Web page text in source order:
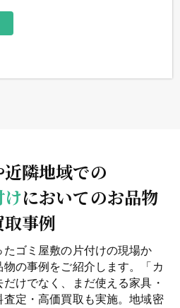
隣地域での
においてのお品物
取事例
ゴミ屋敷の片付けの現場か
の事例をご紹介します。「カ
けでなく、まだ使える家具・
定・高価買取も実施。地域密